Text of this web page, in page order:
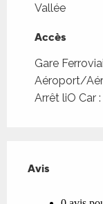
Vallée
Accès
Accès
Gare
Aéroport/
Arrêt liO Car
Avis
Avis